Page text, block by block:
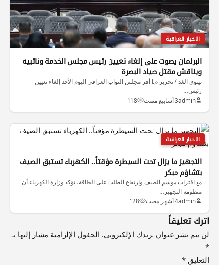
الاخبار العراقية
البرلمان يصوت على إلغاء تعيين رئيس مجلس الخدمة ونائبيه
ويناقش مقتل صياد البصرة
نينوى الغد / تحرير م.ا أقر مجلس النواب العراقي اليوم الأحد إلغاء تعيين
رئيس…
admin3 أسابيع مضت 118
الاخبار العراقية
التجهيز ما يزال تحت السيطرة مؤقتاً.. الكهرباء تستبق الصيف
بتشاؤم مبكر
مع اقتراب موسم الصيف وارتفاع الطلب على الطاقة، تؤكد وزارة الكهرباء أن
منظومة التجهيز…
admin4 أشهر مضت 128
اترك تعليقاً
لن يتم نشر عنوان بريدك الإلكتروني. الحقول الإلزامية مشار إليها بـ
*
التعليق *